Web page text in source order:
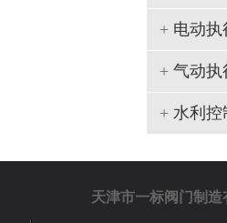
+ 电动执
+气动执
+水利控
天津市一标阀门制造